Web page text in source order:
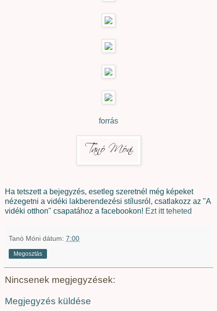
forrás
Ha tetszett a bejegyzés, esetleg szeretnél még képeket
nézegetni a vidéki lakberendezési stílusról, csatlakozz az "A
vidéki otthon" csapatához a facebookon! Ezt itt teheted
Tanó Móni dátum: 7:00
Megosztás
Nincsenek megjegyzések:
Megjegyzés küldése